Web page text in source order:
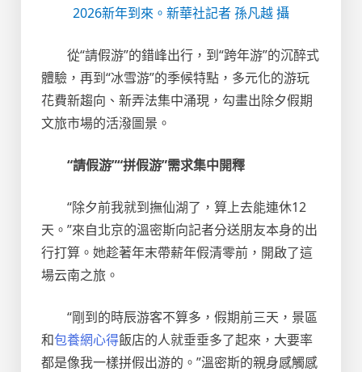
2026新年到來。新華社記者 孫凡越 攝
從“請假游”的錯峰出行，到“跨年游”的沉醉式
體驗，再到“冰雪游”的季候特點，多元化的游玩
花費新趨向、新弄法集中涌現，勾畫出除夕假期
文旅市場的活潑圖景。
“請假游”“拼假游”需求集中開釋
“除夕前我就到撫仙湖了，算上去能連休12
天。”來自北京的溫密斯向記者分送朋友本身的出
行打算。她趁著年末帶薪年假清零前，開啟了這
場云南之旅。
“剛到的時辰游客不算多，假期前三天，景區
和包養網心得飯店的人就垂垂多了起來，大要率
都是像我一樣拼假出游的。”溫密斯的親身感觸感